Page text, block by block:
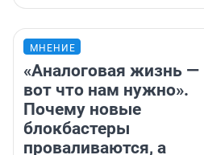
МНЕНИЕ
«Аналоговая жизнь —
вот что нам нужно».
Почему новые
блокбастеры
проваливаются, а